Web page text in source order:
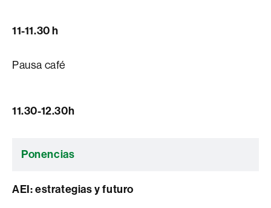
11-11.30 h
Pausa café
11.30-12.30h
Ponencias
AEI: estrategias y futuro